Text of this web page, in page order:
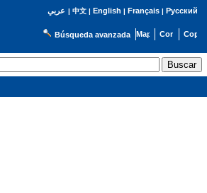
عربي | 中文| English | Français| Русский
Búsqueda avanzada